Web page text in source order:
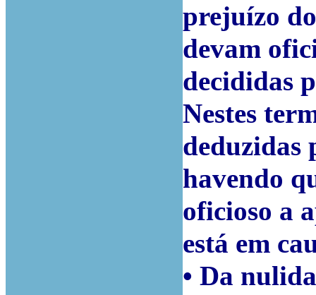
prejuízo
devam
decididas
Nestes
deduzidas
havendo
oficioso a
está em
• Da